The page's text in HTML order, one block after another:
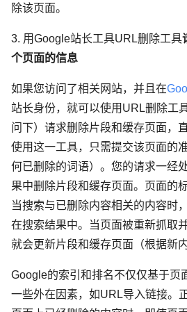
除该页面。
3. 用Google站长工具URL删除工具
个页面的信息
如果您访问了相关网站，并且在
站长身份，就可以使用URL删除工
问下）请求删除片段和缓存页面，
使用这一工具，只需提交该页面的
何已删除的词语）。您的请求一经
果中删除片段和缓存页面。页面的
当搜索与已删除内容相关的内容时
在搜索结果中。当页面被重新抓取
就会更新片段和缓存页面（根据新内
Google的索引和排名不仅仅基于页
一些外在因素，如URL导入链接。